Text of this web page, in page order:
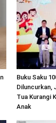
Buku Saku
Diluncurkan,
Tua Kurangi
Anak